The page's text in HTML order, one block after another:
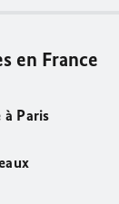
en France
Paris